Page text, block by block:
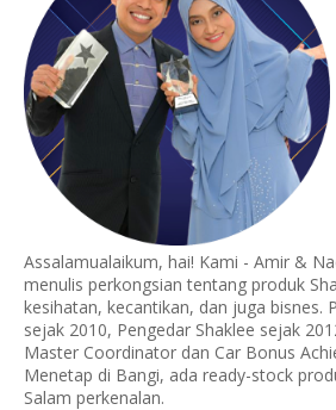
Assalamualaikum, hai! Kami - Amir &
menulis perkongsian tentang produk
kesihatan, kecantikan, dan juga bisnes.
sejak 2010, Pengedar Shaklee sejak
Master Coordinator dan Car Bonus
Menetap di Bangi, ada ready-stock
Salam perkenalan.